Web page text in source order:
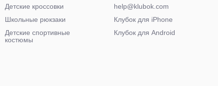
Детские кроссовки
Школьные рюкзаки
Детские спортивные
костюмы
help@klubok.com
Клубок для iPhone
Клубок для Android